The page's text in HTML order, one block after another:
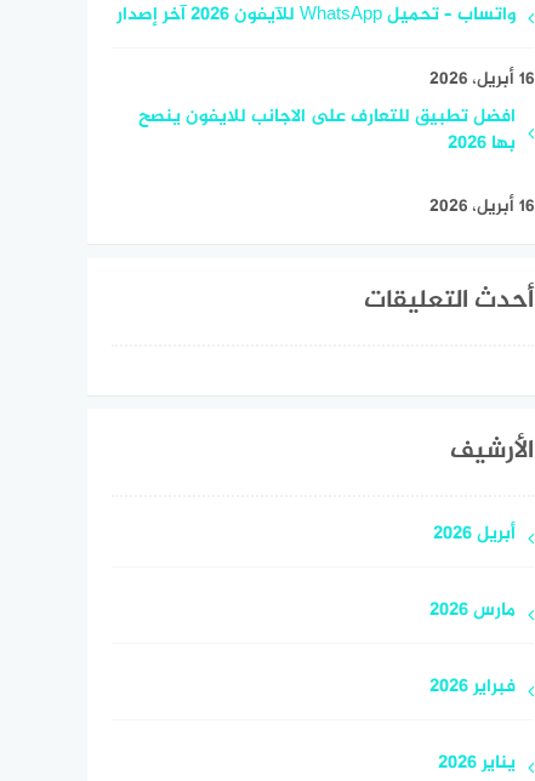
واتساب – تحميل WhatsApp للآيفون 2026 آخر إصدار
16 أبريل، 2026
افضل تطبيق للتعارف على الاجانب للايفون ينصح
بها 2026
16 أبريل، 2026
أحدث التعليقات
الأرشيف
أبريل 2026
مارس 2026
فبراير 2026
يناير 2026